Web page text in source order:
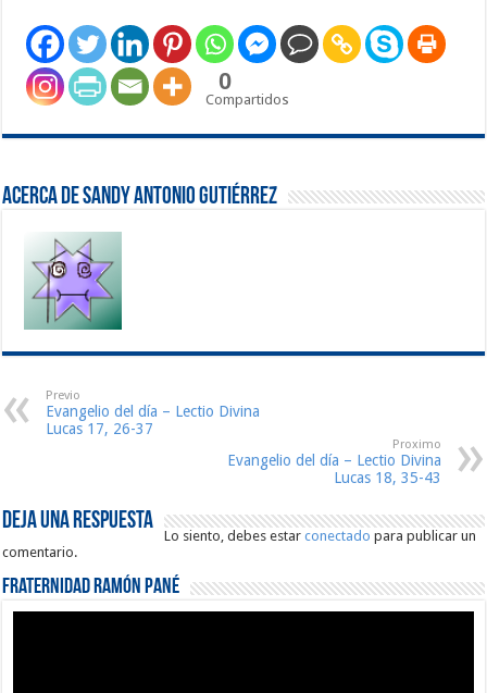
0
Compartidos
Acerca de Sandy Antonio Gutiérrez
Previo
Evangelio del día – Lectio Divina
Lucas 17, 26-37
Proximo
Evangelio del día – Lectio Divina
Lucas 18, 35-43
Deja una respuesta
Lo siento, debes estarconectado para publicar un
comentario.
Fraternidad Ramón Pané